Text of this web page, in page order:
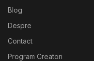
Blog
Despre
Contact
Program Creatori